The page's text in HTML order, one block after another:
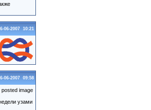
06-2007 10:21
06-2007 09:58
узами